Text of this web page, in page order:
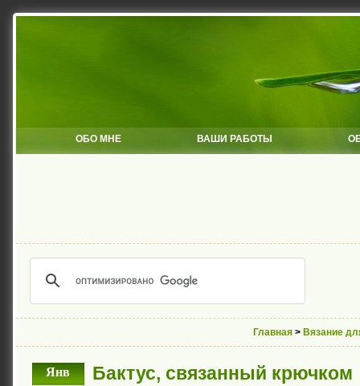
ОБО МНЕ ВАШИ РАБОТЫ
Главная > Вязание
Янв Бактус, связанный крючком